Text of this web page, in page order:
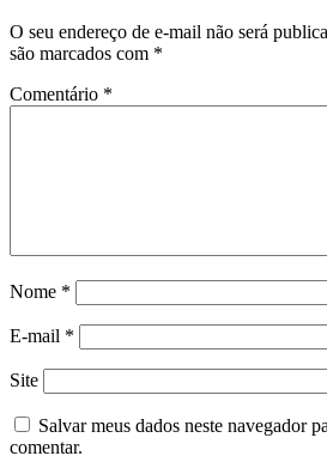
O seu endereço de e-mail não será
são marcados com *
Comentário *
Nome *
E-mail *
Site
Salvar meus dados neste navegador
comentar.